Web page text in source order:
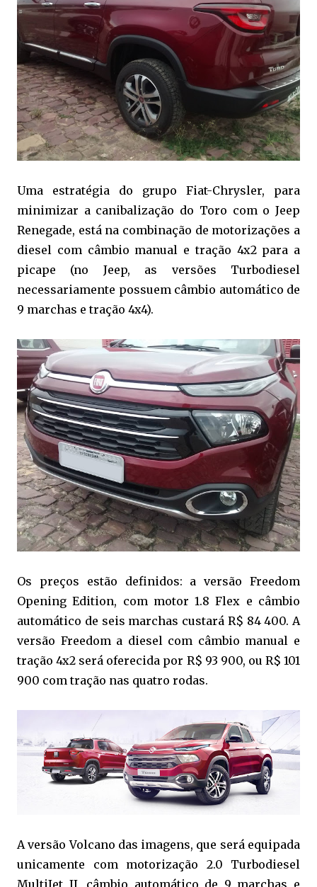
Uma estratégia do grupo Fiat-Chrysler, para
minimizar a canibalização do Toro com o Jeep
Renegade, está na combinação de motorizações a
diesel com câmbio manual e tração 4x2 para a
picape (no Jeep, as versões Turbodiesel
necessariamente possuem câmbio automático de
9 marchas e tração 4x4).
Os preços estão definidos: a versão Freedom
Opening Edition, com motor 1.8 Flex e câmbio
automático de seis marchas custará R$ 84 400. A
versão Freedom a diesel com câmbio manual e
tração 4x2 será oferecida por R$ 93 900, ou R$ 101
900 com tração nas quatro rodas.
A versão Volcano das imagens, que será equipada
unicamente com motorização 2.0 Turbodiesel
MultiJet II, câmbio automático de 9 marchas e